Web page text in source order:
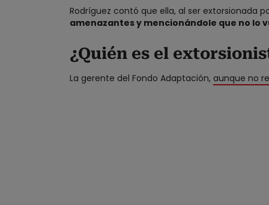
Rodríguez contó que ella, al ser extorsionada
amenazantes y mencionándole que no lo
¿Quién es el
La gerente del Fondo Adaptación, aunque no